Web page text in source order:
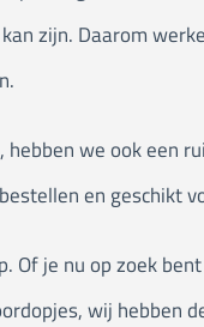
zijn. Daarom
we ook een
en geschikt
Of je nu op zoek
wij hebben